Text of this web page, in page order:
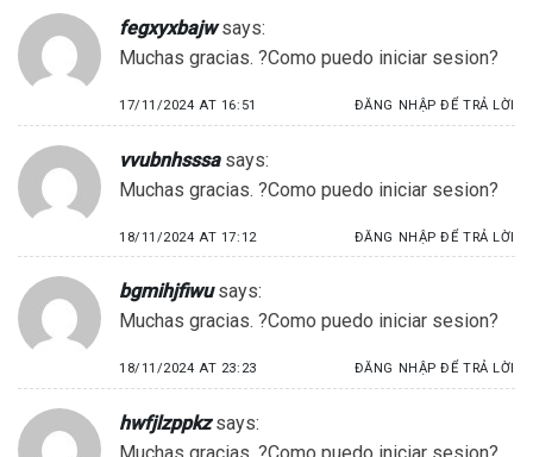
fegxyxbajw says:
Muchas gracias. ?Como puedo iniciar sesion?
17/11/2024 AT 16:51 ĐĂNG NHẬP ĐỂ TRẢ LỜI
vvubnhsssa says:
Muchas gracias. ?Como puedo iniciar sesion?
18/11/2024 AT 17:12 ĐĂNG NHẬP ĐỂ TRẢ LỜI
bgmihjfiwu says:
Muchas gracias. ?Como puedo iniciar sesion?
18/11/2024 AT 23:23 ĐĂNG NHẬP ĐỂ TRẢ LỜI
hwfjlzppkz says:
Muchas gracias. ?Como puedo iniciar sesion?